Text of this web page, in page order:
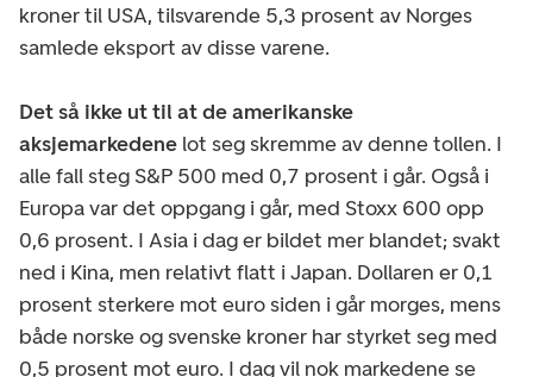
kroner til USA, tilsvarende 5,3 prosent av Norges
samlede eksport av disse varene.
Det så ikke ut til at de amerikanske
aksjemarkedene lot seg skremme av denne tollen. I
alle fall steg S&P 500 med 0,7 prosent i går. Også i
Europa var det oppgang i går, med Stoxx 600 opp
0,6 prosent. I Asia i dag er bildet mer blandet; svakt
ned i Kina, men relativt flatt i Japan. Dollaren er 0,1
prosent sterkere mot euro siden i går morges, mens
både norske og svenske kroner har styrket seg med
0,5 prosent mot euro. I dag vil nok markedene se